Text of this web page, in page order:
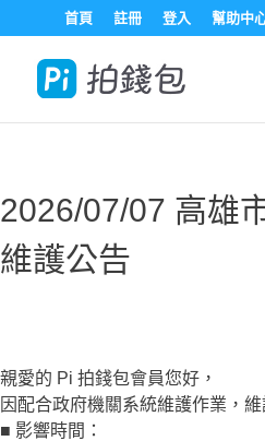
首頁 註冊 登入 幫助中
2026/07/07 高雄
維護公告
親愛的 Pi 拍錢包會員您好，
因配合政府機關系統維護作業，
■ 影響時間：